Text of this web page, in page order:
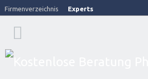
Firmenverzeichnis Experts